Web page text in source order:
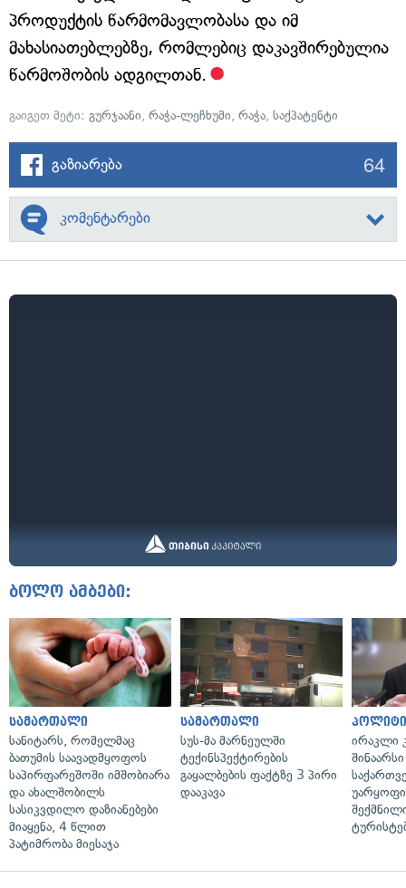
პროდუქტის წარმომავლობასა და იმ
მახასიათებლებზე, რომლებიც დაკავშირებულია
წარმოშობის ადგილთან.
გაიგეთ მეტი: გურჯაანი, რაჭა-ლეჩხუმი, რაჭა, საქპატენტი
გაზიარება 64
კომენტარები
ბოლო ამბები:
სამართალი
სანიტარს, რომელმაც
ბათუმის საავადმყოფოს
საპირფარეშოში იმშობიარა
და ახალშობილს
სასიკვდილო დაზიანებები
მიაყენა, 4 წლით
პატიმრობა მიესაჯა
სამართალი
სუს-მა მარნეულში
ტექინსპექტირების
გაყალბების ფაქტზე 3 პირი
დააკავა
ირაკლი